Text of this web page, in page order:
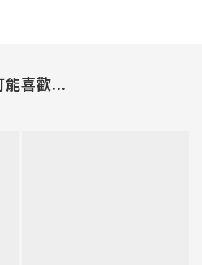
能喜歡...